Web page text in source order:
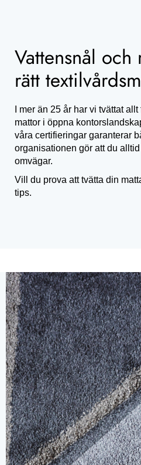
Vattensnål
rätt
I mer än 25 år har vi tvättat
mattor i öppna
våra certifieringar garanterar
organisationen gör att du
omvägar.
Vill du prova att tvätta din
tips.